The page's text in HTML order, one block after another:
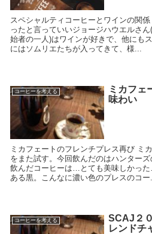
スペシャルティコーヒーとワインの関
ったと言っていいジョージハウエルさ
始者の一人)はワインが好きで、他にも
にはソムリエたちが入ってきて、様...
コーヒーを考える
ミカフェ
味わい
ミカフェートのフレンチプレス再び ミ
をまた試す。今回飲んだのはハンター
飲んだコーヒーは…とても美味しかっ
ある黒。こんなに濃い色のプレスのコー
コーヒーを考える
SCAJ２
レンドチ